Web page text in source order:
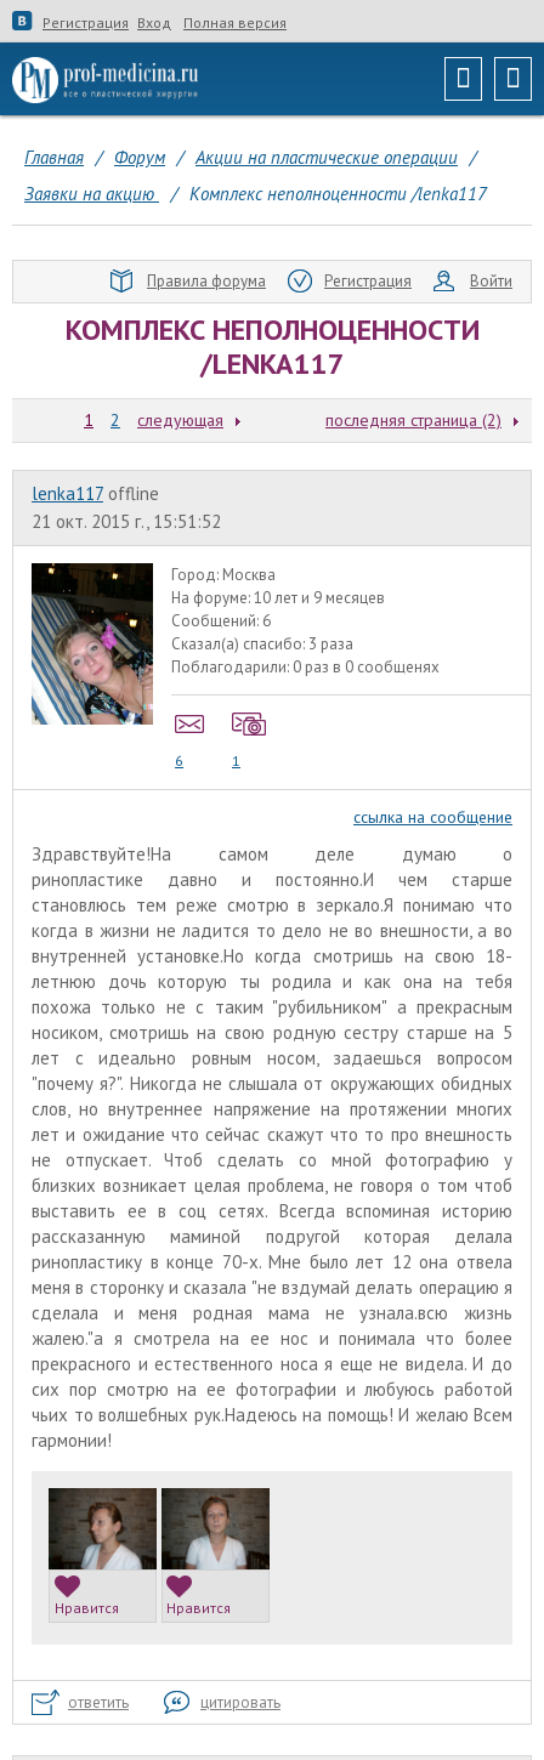
Регистрация Вход Полная версия
Главная / Форум / Акции на пластические операции /
Заявки на акцию
/ Комплекс неполноценности /lenka117
Правила форума Регистрация Войти
КОМПЛЕКС НЕПОЛНОЦЕННОСТИ
/LENKA117
1 2 следующая последняя страница (2)
lenka117 offline
21 окт. 2015 г., 15:51:52
Город: Москва
На форуме:10 лет и 9 месяцев
Сообщений: 6
Сказал(а) спасибо: 3 раза
Поблагодарили: 0 раз в 0 сообщенях
6 1
ссылка на сообщение
Здравствуйте!На самом деле думаю о
ринопластике давно и постоянно.И чем старше
становлюсь тем реже смотрю в зеркало.Я понимаю что
когда в жизни не ладится то дело не во внешности, а во
внутренней установке.Но когда смотришь на свою 18-
летнюю дочь которую ты родила и как она на тебя
похожа только не с таким "рубильником" а прекрасным
носиком, смотришь на свою родную сестру старше на 5
лет с идеально ровным носом, задаешься вопросом
"почему я?". Никогда не слышала от окружающих обидных
слов, но внутреннее напряжение на протяжении многих
лет и ожидание что сейчас скажут что то про внешность
не отпускает. Чтоб сделать со мной фотографию у
близких возникает целая проблема, не говоря о том чтоб
выставить ее в соц сетях. Всегда вспоминая историю
рассказанную маминой подругой которая делала
ринопластику в конце 70-х. Мне было лет 12 она отвела
меня в сторонку и сказала "не вздумай делать операцию я
сделала и меня родная мама не узнала.всю жизнь
жалею."а я смотрела на ее нос и понимала что более
прекрасного и естественного носа я еще не видела. И до
сих пор смотрю на ее фотографии и любуюсь работой
чьих то волшебных рук.Надеюсь на помощь! И желаю Всем
гармонии!
Нравится Нравится
ответить цитировать